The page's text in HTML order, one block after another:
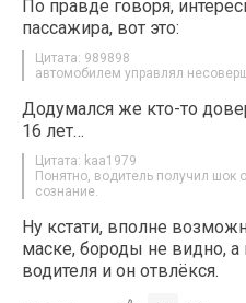
По правде говоря,
пассажира, вот это:
Цитата: 989898
автомобилем управлял
Додумался же кто-то
16 лет…
Цитата: kaa1979
Понятно, водитель получил шок
сознание.
Ну кстати, вполне
маске, бороды не видно,
водителя и он отвлёкся.